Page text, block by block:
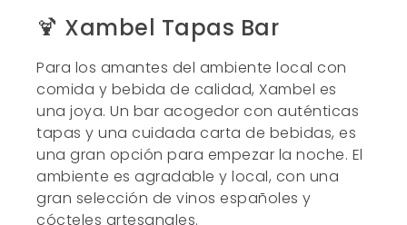
🍹 Xambel Tapas Bar
Para los amantes del ambiente local con
comida y bebida de calidad, Xambel es
una joya. Un bar acogedor con auténticas
tapas y una cuidada carta de bebidas, es
una gran opción para empezar la noche. El
ambiente es agradable y local, con una
gran selección de vinos españoles y
cócteles artesanales.